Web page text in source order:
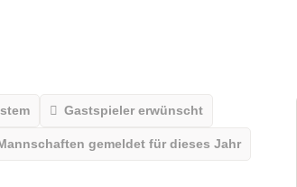
Gastspieler erwünscht
gemeldet für dieses Jahr